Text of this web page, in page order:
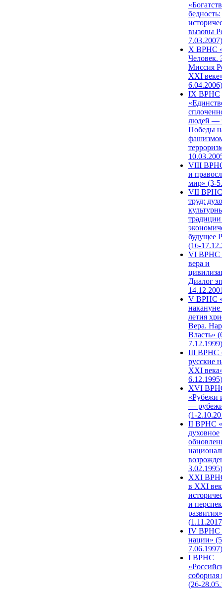
бедность:
вызовы
7.03.2007)
X ВРНС
Человек.
Миссия
XXI
6.04.2006)
IX ВРНС
людей —
Победы
VIII
и
мир» (3-
VII ВРНС
труд:
будущее
(16-
VI ВРНС
вера и
Диалог
V ВРНС
накануне
летия
Вера.
Власть»
7.12.1999)
III ВРНС
русские
XXI
6.12.1995)
XVI
«Рубежи
—
(1-
II ВРНС
духовное
3.02.1995)
XХI
в XXI
и
развития»
IV ВРНС
нации»
7.06.1997)
I ВРНС
(26-